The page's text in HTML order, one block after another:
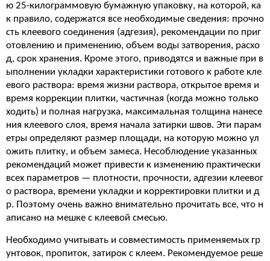
ю 25-килограммовую бумажную упаковку, на которой, ка
к правило, содержатся все необходимые сведения: прочно
сть клеевого соединения (адгезия), рекомендации по приг
отовлению и применению, объем воды затворения, расхо
д, срок хранения. Кроме этого, приводятся и важные при в
ыполнении укладки характеристики готового к работе кле
евого раствора: время жизни раствора, открытое время и
время коррекции плитки, частичная (когда можно только
ходить) и полная нагрузка, максимальная толщина нанесе
ния клеевого слоя, время начала затирки швов. Эти парам
етры определяют размер площади, на которую можно ул
ожить плитку, и объем замеса. Несоблюдение указанных
рекомендаций может привести к изменению практически
всех параметров — плотности, прочности, адгезии клеевог
о раствора, времени укладки и корректировки плитки и д
р. Поэтому очень важно внимательно прочитать все, что н
аписано на мешке с клеевой смесью.
Необходимо учитывать и совместимость применяемых гр
унтовок, пропиток, затирок с клеем. Рекомендуемое реше